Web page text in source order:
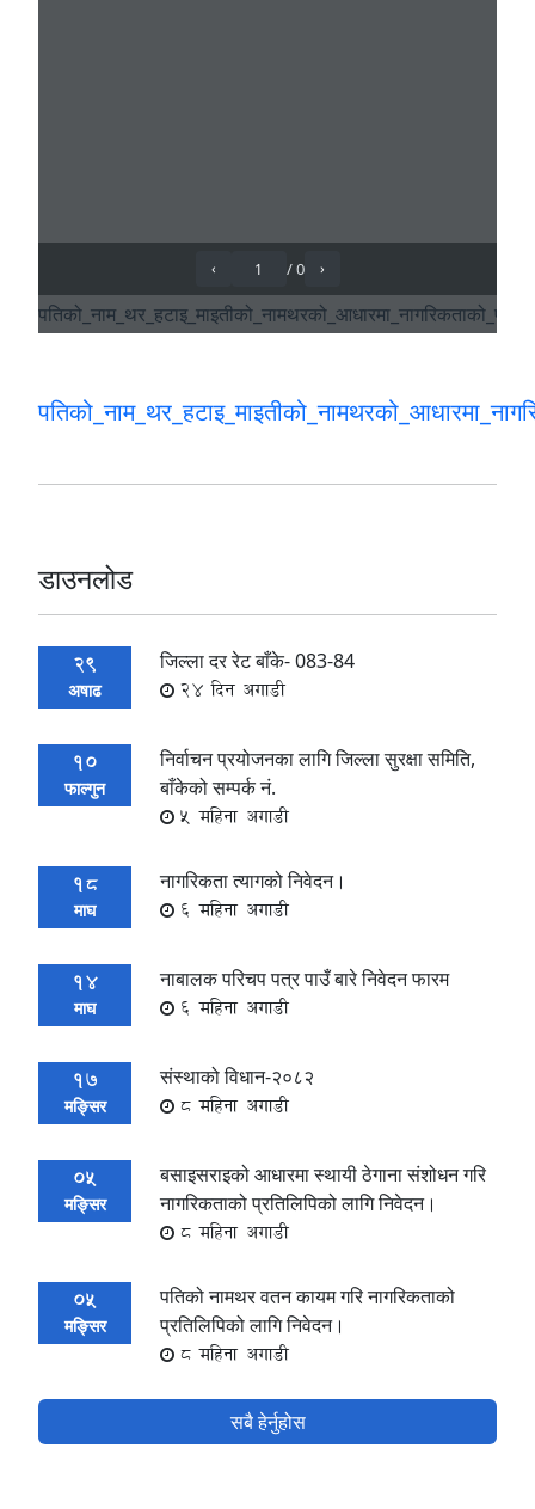
डाउनलोड
29
अषाढ
जिल्ला दर रेट बाँके- 083-84
24 दिन अगाडी
10
फाल्गुन
निर्वाचन प्रयोजनका लागि जिल्ला सुरक्षा समिति,
बाँकेको सम्पर्क नं.
5 महिना अगाडी
18
माघ
नागरिकता त्यागको निवेदन।
6 महिना अगाडी
14
माघ
नाबालक परिचप पत्र पाउँ बारे निवेदन फारम
6 महिना अगाडी
17
मङ्सिर
संस्थाको विधान-२०८२
8 महिना अगाडी
05
मङ्सिर
बसाइसराइको आधारमा स्थायी ठेगाना संशोधन गरि
नागरिकताको प्रतिलिपिको लागि निवेदन।
8 महिना अगाडी
05
मङ्सिर
पतिको नामथर वतन कायम गरि नागरिकताको
प्रतिलिपिको लागि निवेदन।
8 महिना अगाडी
सबै हेर्नुहोस